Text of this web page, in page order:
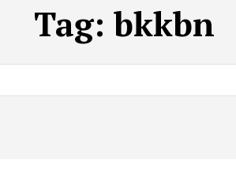
Tag: bkkbn